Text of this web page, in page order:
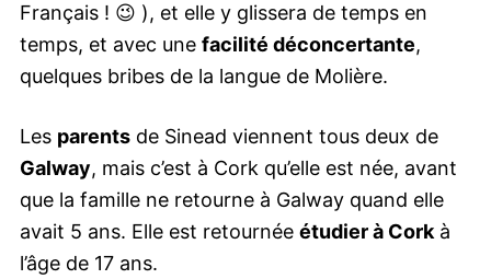
Français ! 😉 ), et elle y glissera de temps en
temps, et avec une facilité déconcertante,
quelques bribes de la langue de Molière.
Les parents de Sinead viennent tous deux de
Galway, mais c’est à Cork qu’elle est née, avant
que la famille ne retourne à Galway quand elle
avait 5 ans. Elle est retournée étudier à Cork à
l’âge de 17 ans.